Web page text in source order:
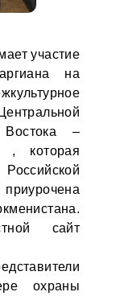
участие
на
–
, которая
сайт
охраны